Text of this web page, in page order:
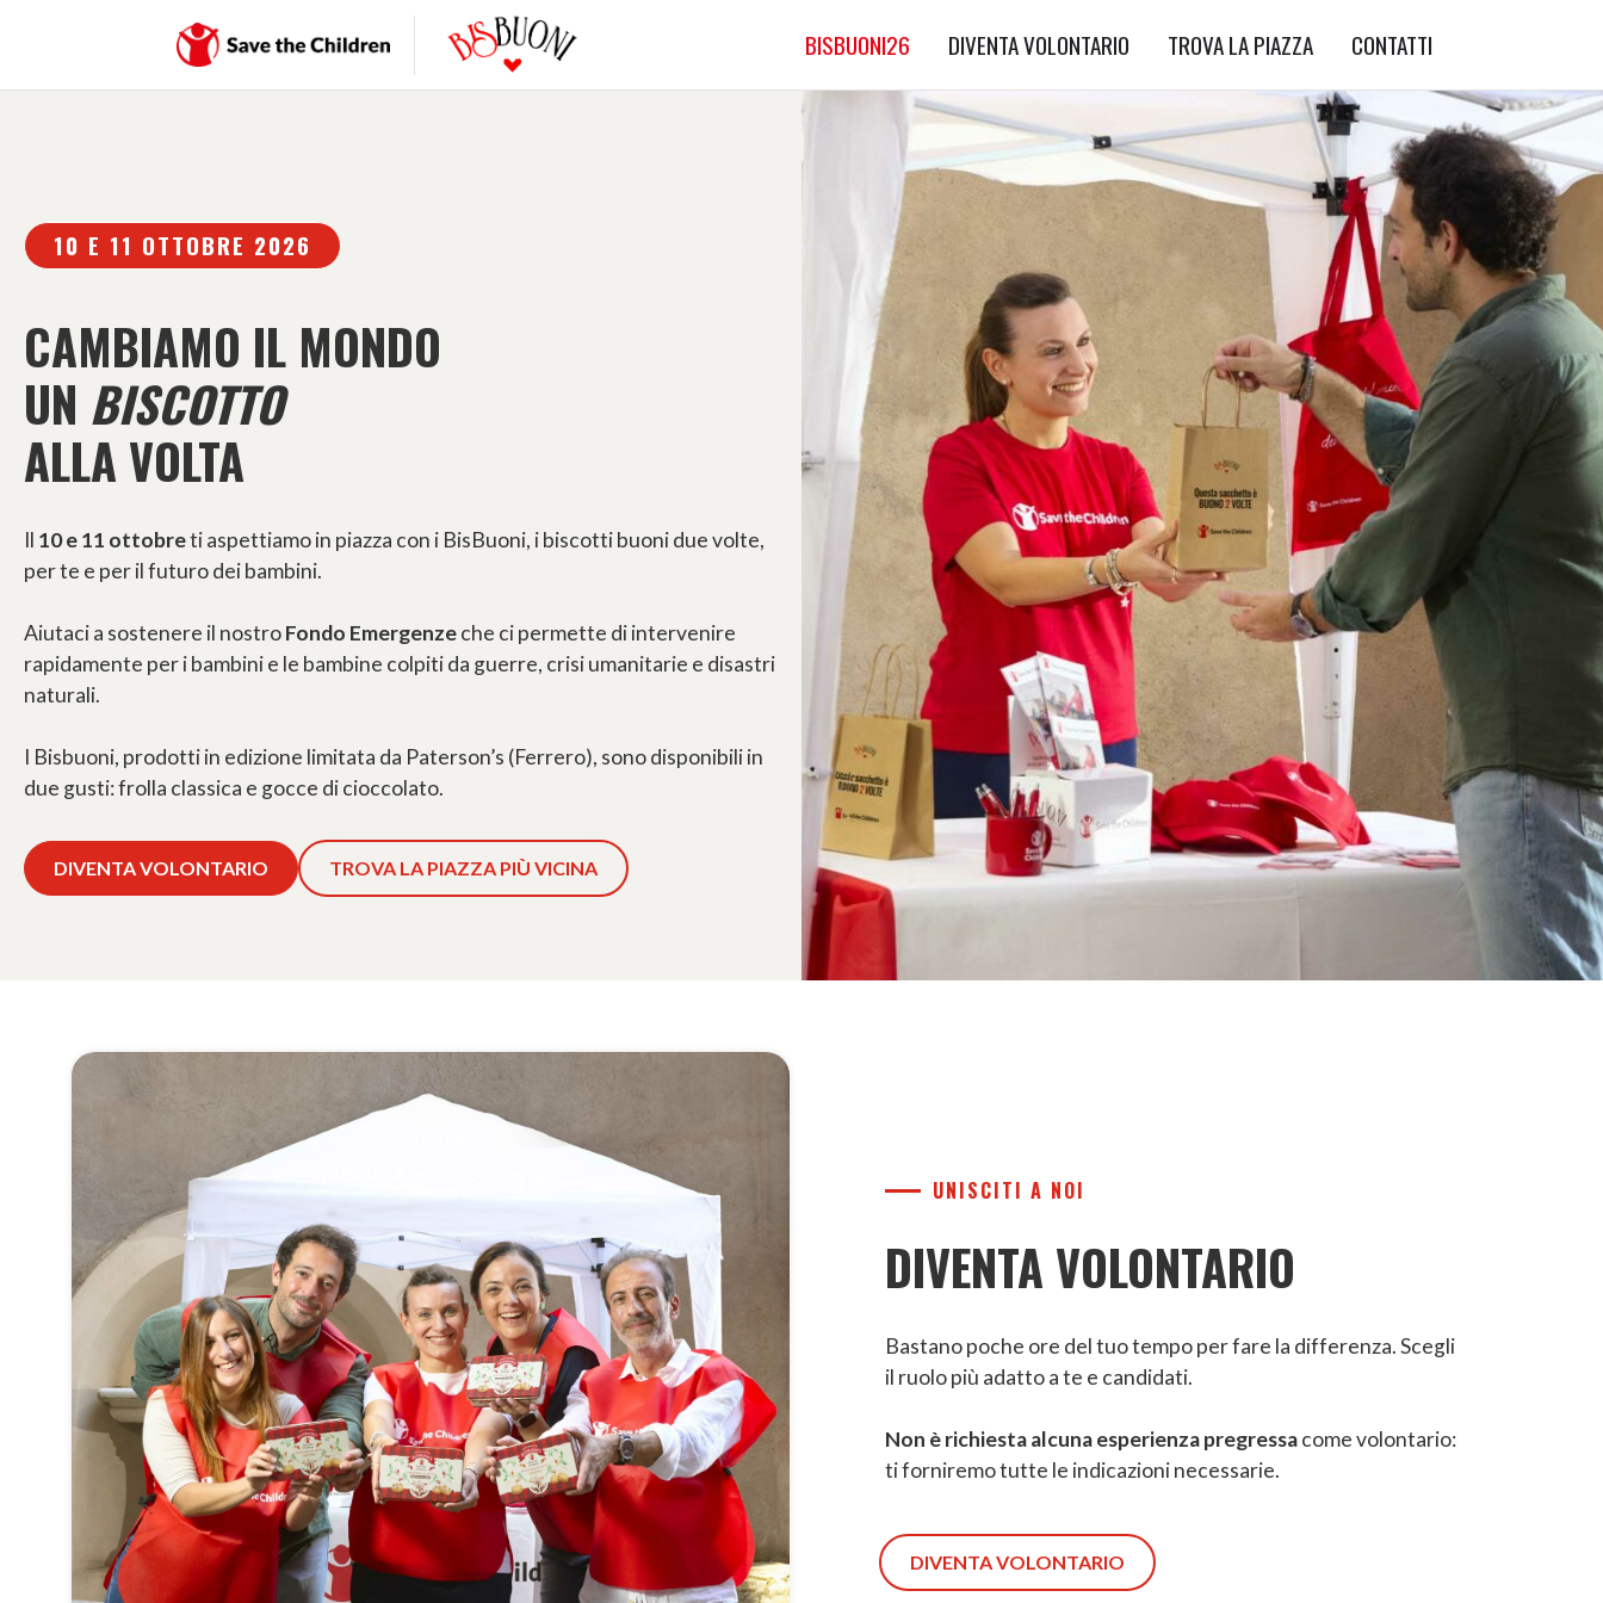
BISBUONI26 DIVENTA VOLONTARIO TROVA LA PIAZZA CONTATTI
10 E 11 OTTOBRE 2026
CAMBIAMO IL MONDO
UN BISCOTTO
ALLA VOLTA
Il 10 e 11 ottobreti aspettiamo in piazza con i BisBuoni, i biscotti buoni due volte,
per te e per il futuro dei bambini.
Aiutaci a sostenere il nostroFondo Emergenzeche ci permette di intervenire
rapidamente per i bambini e le bambine colpiti da guerre, crisi umanitarie e disastri
naturali.
I Bisbuoni, prodotti in edizione limitata da Paterson’s (Ferrero), sono disponibili in
due gusti: frolla classica e gocce di cioccolato.
DIVENTA VOLONTARIO TROVA LA PIAZZA PIÙ VICINA
UNISCITI A NOI
DIVENTA VOLONTARIO
Bastano poche ore del tuo tempo per fare la differenza. Scegli
il ruolo più adatto a te e candidati.
Non è richiesta alcuna esperienza pregressacome volontario:
ti forniremo tutte le indicazioni necessarie.
DIVENTA VOLONTARIO